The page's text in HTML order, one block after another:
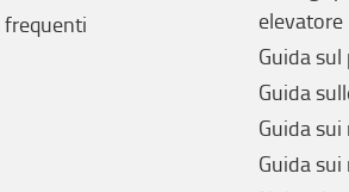
elevatore
Guida sul
Guida
Guida
Guida